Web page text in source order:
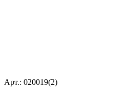
Арт.: 020019(2)